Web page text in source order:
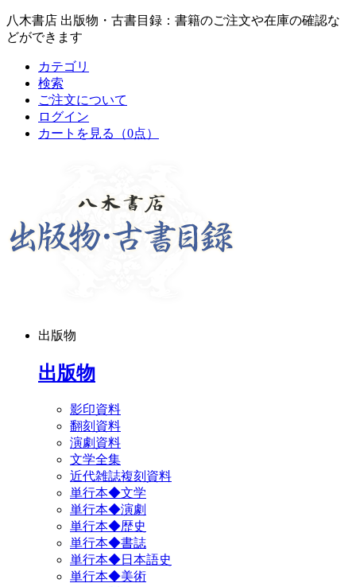
八木書店 出版物・古書目録：書籍のご注文や在庫の確認な
どができます
カテゴリ
検索
ご注文について
ログイン
カートを見る
（0点）
出版物
出版物
影印資料
翻刻資料
演劇資料
文学全集
近代雑誌複刻資料
単行本◆文学
単行本◆演劇
単行本◆歴史
単行本◆書誌
単行本◆日本語史
単行本◆美術